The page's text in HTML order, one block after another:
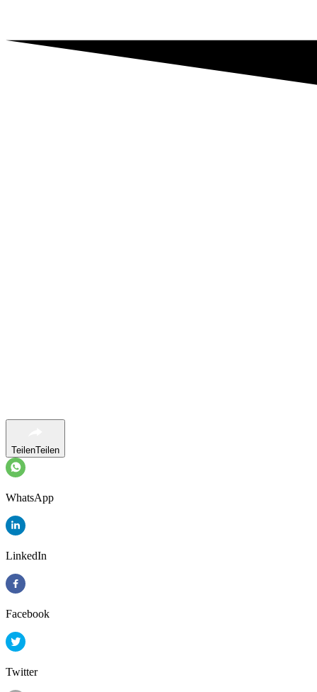
TeilenTeilen
WhatsApp
LinkedIn
Facebook
Twitter